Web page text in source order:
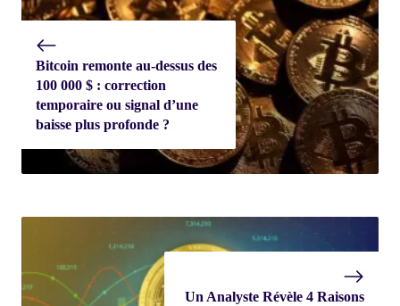
Bitcoin remonte au-dessus des
100 000 $ : correction
temporaire ou signal d’une
baisse plus profonde ?
Un Analyste Révèle 4 Raisons